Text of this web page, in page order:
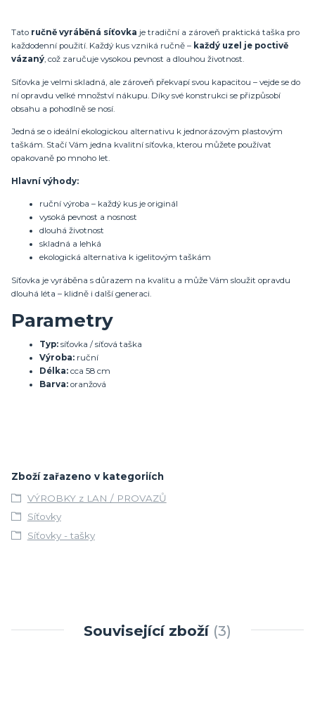
Tato ručně vyráběná síťovka je tradiční a zároveň praktická taška pro
každodenní použití. Každý kus vzniká ručně – každý uzel je poctivě
vázaný, což zaručuje vysokou pevnost a dlouhou životnost.
Síťovka je velmi skladná, ale zároveň překvapí svou kapacitou – vejde se do
ní opravdu velké množství nákupu. Díky své konstrukci se přizpůsobí
obsahu a pohodlně se nosí.
Jedná se o ideální ekologickou alternativu k jednorázovým plastovým
taškám. Stačí Vám jedna kvalitní síťovka, kterou můžete používat
opakovaně po mnoho let.
Hlavní výhody:
ruční výroba – každý kus je originál
vysoká pevnost a nosnost
dlouhá životnost
skladná a lehká
ekologická alternativa k igelitovým taškám
Síťovka je vyráběna s důrazem na kvalitu a může Vám sloužit opravdu
dlouhá léta – klidně i další generaci.
Parametry
Typ: síťovka / síťová taška
Výroba: ruční
Délka: cca 58 cm
Barva: oranžová
Zboží zařazeno v kategoriích
VÝROBKY z LAN / PROVAZŮ
Síťovky
Síťovky - tašky
Související zboží 3